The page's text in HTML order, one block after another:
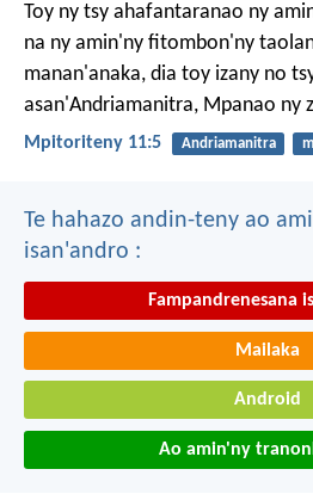
Toy ny tsy ahafantaranao ny
na ny amin'ny fitombon'ny
manan'anaka, dia toy izany no
asan'Andriamanitra, Mpanao ny
Mpitoriteny 11:5 Andriamanitra
Te hahazo andin-teny ao
isan'andro :
Fampandrenesana
Mailaka
Android
Ao amin'ny